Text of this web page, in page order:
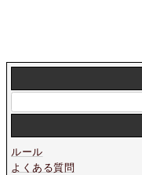
ルール
よくある質問